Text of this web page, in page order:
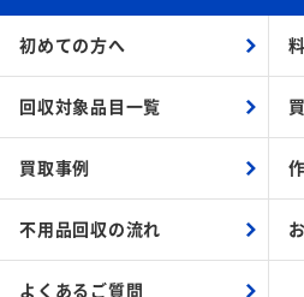
初めての方へ
回収対象品目一覧
買取事例
不用品回収の流れ
よくあるご質問